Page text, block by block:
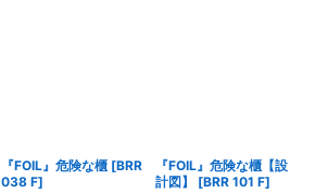
『FOIL』危険な櫃 [BRR
038 F]
『FOIL』危険な櫃【設
計図】
[BRR 101 F]